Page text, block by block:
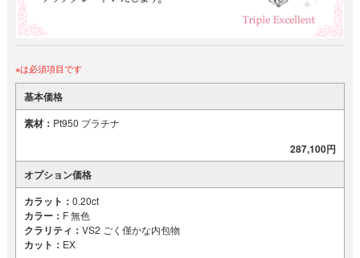
※は必須項目です
基本価格
素材： Pt950 プラチナ
287,100円
オプション価格
カラット： 0.20ct
カラー： F 無色
クラリティ： VS2 ごく僅かな内包物
カット： EX